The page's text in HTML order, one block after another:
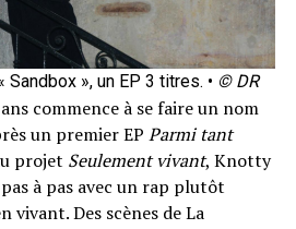
», un EP 3 titres. • © DR
commence à se faire un nom
un premier EP Parmi tant
projet Seulement vivant, Knotty
à pas avec un rap plutôt
vivant. Des scènes de La